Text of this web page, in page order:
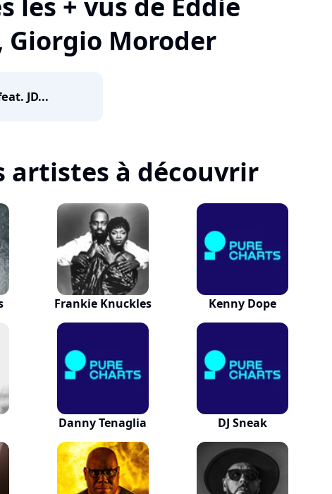
Giorgio Moroder
JD...
artistes à découvrir
Frankie Knuckles Kenny Dope
Danny Tenaglia DJ Sneak